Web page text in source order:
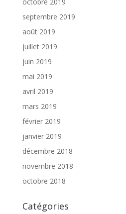
septembre 2019
août 2019
juillet 2019
juin 2019
mai 2019
avril 2019
mars 2019
février 2019
janvier 2019
décembre 2018
novembre 2018
octobre 2018
Catégories